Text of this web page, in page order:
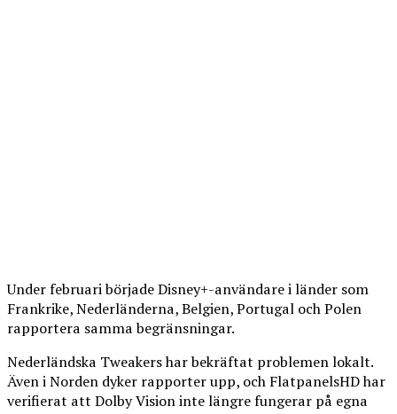
Under februari började Disney+-användare i länder som
Frankrike, Nederländerna, Belgien, Portugal och Polen
rapportera samma begränsningar.
Nederländska Tweakers har bekräftat problemen lokalt.
Även i Norden dyker rapporter upp, och FlatpanelsHD har
verifierat att Dolby Vision inte längre fungerar på egna